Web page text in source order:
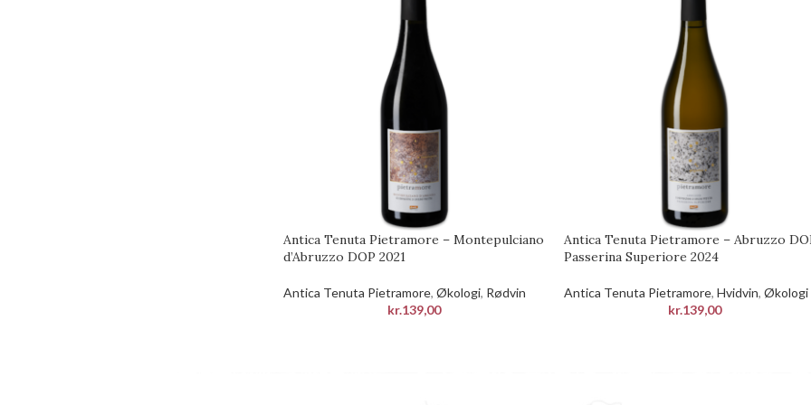
Antica Tenuta Pietramore – Montepulciano
d’Abruzzo DOP 2021
Antica Tenuta Pietramore, Økologi, Rødvin
kr.139,00
Antica Tenuta Pietramore – Abruzzo
Passerina Superiore 2024
Antica Tenuta Pietramore, Hvidvin, Økologi
kr.139,00